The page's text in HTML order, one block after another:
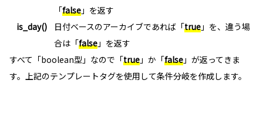
「false 」を返す
is_day()
日付ベースのアーカイブであれば「true 」を、違う場
合は「false 」を返す
すべて「boolean型」なので「true 」か「false 」が返ってきま
す。上記のテンプレートタグを使用して条件分岐を作成します。